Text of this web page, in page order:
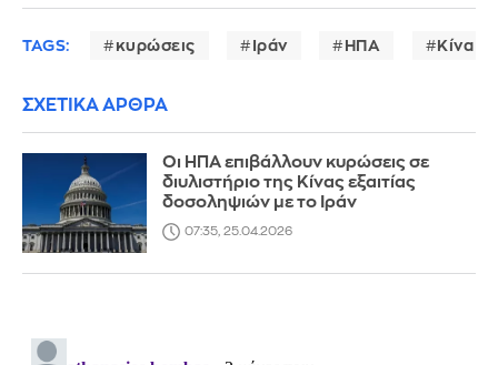
TAGS: κυρώσεις Ιράν ΗΠΑ Κίνα
ΣΧΕΤΙΚΑ ΑΡΘΡΑ
Οι ΗΠΑ επιβάλλουν κυρώσεις σε
διυλιστήριο της Κίνας εξαιτίας
δοσοληψιών με το Ιράν
07:35, 25.04.2026